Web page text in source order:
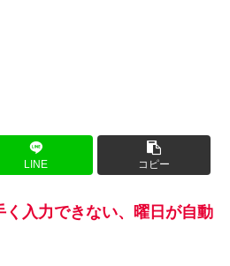
LINE コピー
入力できない、曜日が自動